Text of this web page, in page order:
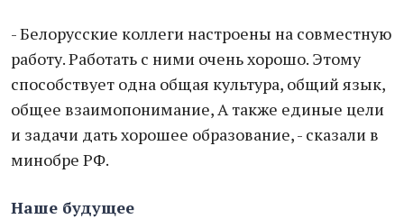
- Белорусские коллеги настроены на совместную
работу. Работать с ними очень хорошо. Этому
способствует одна общая культура, общий язык,
общее взаимопонимание, А также единые цели
и задачи дать хорошее образование, - сказали в
минобре РФ.
Наше будущее